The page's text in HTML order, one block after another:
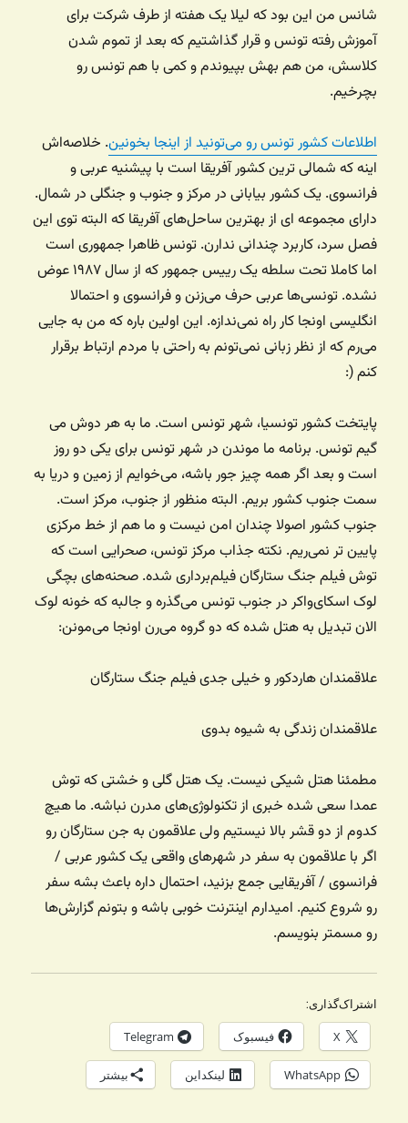
شانس من این بود که لیلا یک هفته از طرف شرکت برای
آموزش رفته تونس و قرار گذاشتیم که بعد از تموم شدن
کلاسش، من هم بهش بپیوندم و کمی با هم تونس رو
بچرخیم.
اطلاعات کشور تونس رو می‌تونید از اینجا بخونین. خلاصه‌اش
اینه که شمالی ترین کشور آفریقا است با پیشنیه عربی و
فرانسوی. یک کشور بیابانی در مرکز و جنوب و جنگلی در شمال.
دارای مجموعه ای از بهترین ساحل‌های آفریقا که البته توی این
فصل سرد، کاربرد چندانی ندارن. تونس ظاهرا جمهوری است
اما کاملا تحت سلطه یک رییس جمهور که از سال ۱۹۸۷ عوض
نشده. تونسی‌ها عربی حرف می‌زنن و فرانسوی و احتمالا
انگلیسی اونجا کار راه نمی‌ندازه. این اولین باره که من به جایی
می‌رم که از نظر زبانی نمی‌تونم به راحتی با مردم ارتباط برقرار
کنم (:‌
پایتخت کشور تونسیا، شهر تونس است. ما به هر دوش می
گیم تونس. برنامه ما موندن در شهر تونس برای یکی دو روز
است و بعد اگر همه چیز جور باشه، می‌خوایم از زمین و دریا به
سمت جنوب کشور بریم. البته منظور از جنوب، مرکز است.
جنوب کشور اصولا چندان امن نیست و ما هم از خط مرکزی
پایین تر نمی‌ریم. نکته جذاب مرکز تونس، صحرایی است که
توش فیلم جنگ ستارگان فیلم‌برداری شده. صحنه‌های بچگی
لوک اسکای‌واکر در جنوب تونس می‌گذره و جالبه که خونه لوک
الان تبدیل به هتل شده که دو گروه می‌رن اونجا می‌مونن:
علاقمندان هاردکور و خیلی جدی فیلم جنگ ستارگان
علاقمندان زندگی به شیوه بدوی
مطمئنا هتل شیکی نیست. یک هتل گلی و خشتی که توش
عمدا سعی شده خبری از تکنولوژی‌های مدرن نباشه. ما هیچ
کدوم از دو قشر بالا نیستیم ولی علاقمون به جن ستارگان رو
اگر با علاقمون به سفر در شهرهای واقعی یک کشور عربی /
فرانسوی / آفریقایی جمع بزنید، احتمال داره باعث بشه سفر
رو شروع کنیم. امیدارم اینترنت خوبی باشه و بتونم گزارش‌ها
رو مسمتر بنویسم.
اشتراک‌گذاری:
X فیسبوک Telegram
WhatsApp لینکداین بیشتر